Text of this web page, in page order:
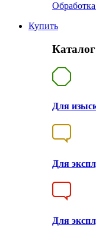
Купить
Для
Для
Для